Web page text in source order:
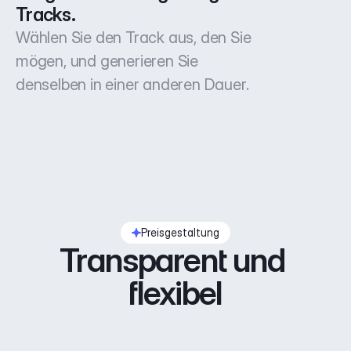
Tracks.
Wählen Sie den Track aus, den Sie
mögen, und generieren Sie
denselben in einer anderen Dauer.
Preisgestaltung
Transparent und
flexibel